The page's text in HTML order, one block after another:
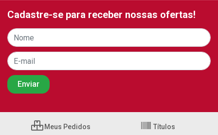
Cadastre-se para receber nossas ofertas!
Meus Pedidos Títulos